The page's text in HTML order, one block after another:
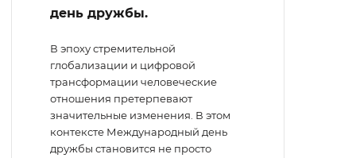
день дружбы.
В эпоху стремительной
глобализации и цифровой
трансформации человеческие
отношения претерпевают
значительные изменения. В этом
контексте Международный день
дружбы становится не просто